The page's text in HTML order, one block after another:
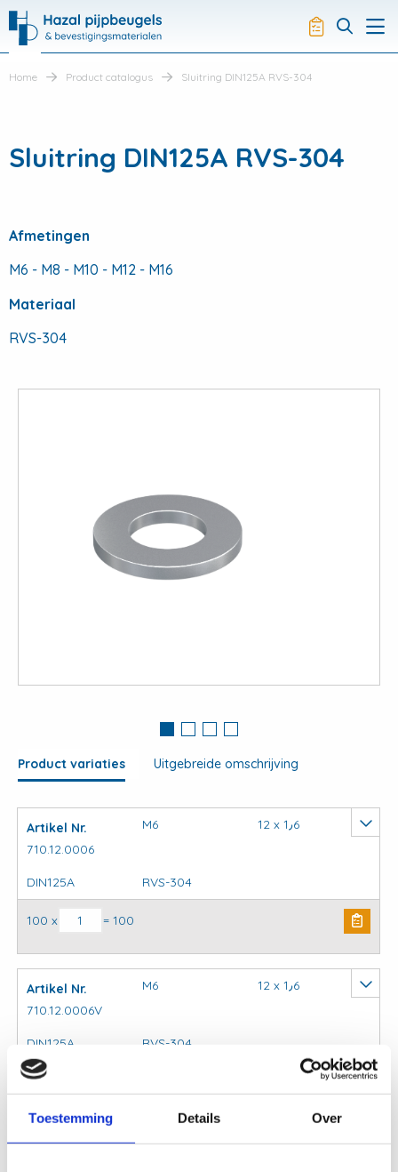
Toestemming Details Over
Hazal
Visit
Home Product catalogus Sluitring DIN125A RVS-304
Sluitring DIN125A RVS-304
Afmetingen
M6 - M8 - M10 - M12 - M16
Materiaal
RVS-304
View
Product variaties Uitgebreide omschrijving
Artikel Nr.
710.12.0006
M6 12 x 1٫6
DIN125A RVS-304
Sluitring DIN125A RVS-304 aantal
100 x = 100
Artikel Nr.
710.12.0006V
M6 12 x 1٫6
DIN125A RVS-304
3000 x
Artikel Nr.
M8 16 x 1٫6